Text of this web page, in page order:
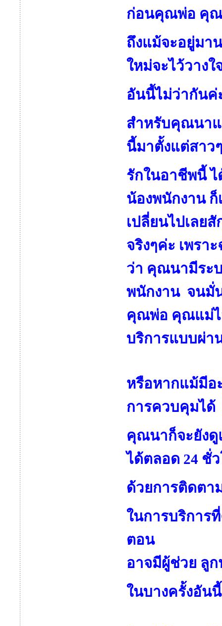
ก่อนคุณพ่อ คุณ
ถึงแม้จะอยู่ม
ใหม่จะไว้วางใ
อันนี้ไม่ว่ากันค่
สำหรับคุณนาแ
นี้มาตั้งแต่สาว
รักในอาชีพนี้
น้องพนักงาน
เปลี่ยนไปเลย
จริงๆค่ะ เพร
ว่า คุณนามีระ
พนักงาน จนมั่
คุณพ่อ คุณแม่ไ
บริการแบบผ่
หรือหากแม้มีอ
การควบคุมได้
คุณนาก็จะยัง
ได้ตลอด 24 ชั่
ด้วยการติดตา
ในการบริการ
ตอน
อาจมีผู้ช่วย ลู
ในบางครั้งอัน